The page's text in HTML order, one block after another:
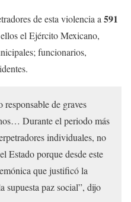
de esta violencia a 591
el Ejército Mexicano,
funcionarios,
de graves
Durante el periodo más
individuales, no
Estado porque desde este
que justificó la
supuesta paz social”, dijo